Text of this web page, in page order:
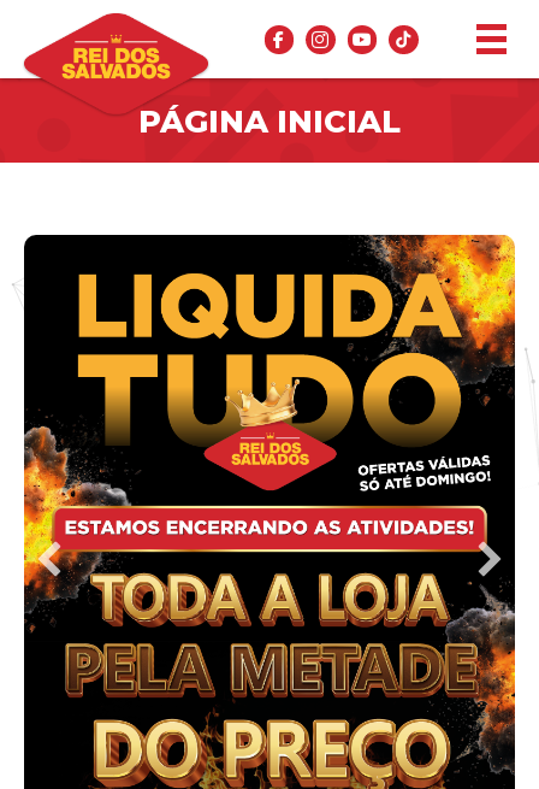
PÁGINA INICIAL